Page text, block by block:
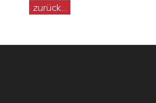
zurück...